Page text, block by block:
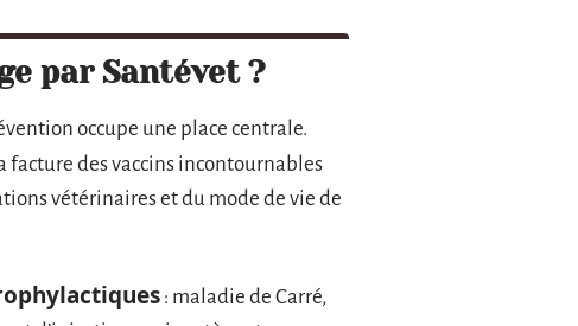
par Santévet ?
occupe une place centrale.
facture des vaccins incontournables
vétérinaires et du mode de vie de
: maladie de Carré,